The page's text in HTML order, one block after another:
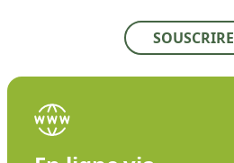
SOUSCRIRE